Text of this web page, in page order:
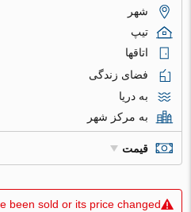
شهر
تیپ
اتاقها
فضای زندگی
به دریا
به مرکز شهر
قیمت
been sold or its price changed